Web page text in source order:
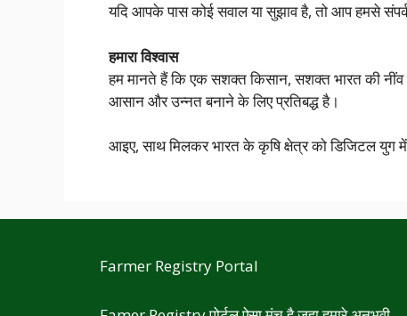
यदि आपके पास कोई सवाल या सुझाव है, तो आप हमसे
हमारा विश्वास
हम मानते हैं कि एक सशक्त किसान, सशक्त भारत की नींव
आसान और उन्नत बनाने के लिए प्रतिबद्ध है।
आइए, साथ मिलकर भारत के कृषि क्षेत्र को डिजिटल युग
Farmer Registry Portal